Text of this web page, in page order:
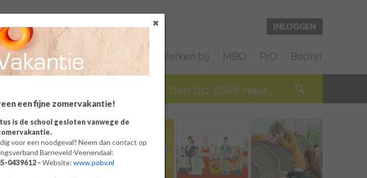
een fijne zomervakantie!
is de school gesloten vanwege de
voor een noodgeval? Neem dan contact op
Barneveld-Veenendaal:
0439612 - Website: www.pobv.nl
INLOGGEN
8 Ouders Leerlingen Werken bij MBO PrO Bedrijf